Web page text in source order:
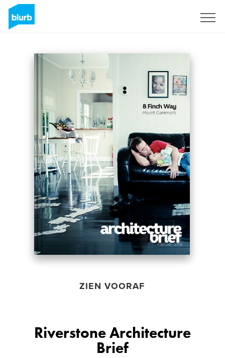
ZIEN VOORAF
Riverstone Architecture
Brief